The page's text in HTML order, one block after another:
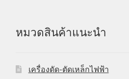
หมวดสินค้าแนะนำ
เครื่องดัด-ตัดเหล็กไฟฟ้า